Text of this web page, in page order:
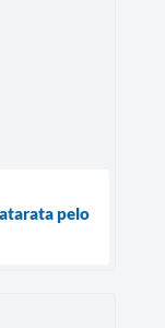
pelo